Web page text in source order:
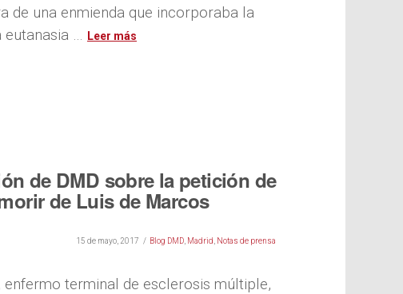
de una enmienda que incorporaba la
eutanasia …
de DMD sobre la petición de
de Luis de Marcos
15 de mayo, 2017 Blog DMD Madrid Notas de prensa
enfermo terminal de esclerosis múltiple,